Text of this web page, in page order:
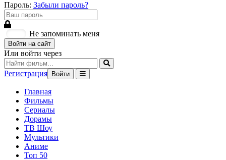
Пароль: Забыли пароль?
Не запоминать меня
Войти на сайт
Или войти через
Регистрация Войти
Главная
Фильмы
Сериалы
Дорамы
ТВ Шоу
Мультики
Аниме
Топ 50